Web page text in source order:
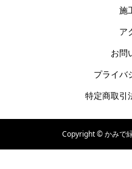
施
ア
お問
プライバ
特定商取引
Copyright ©かみで